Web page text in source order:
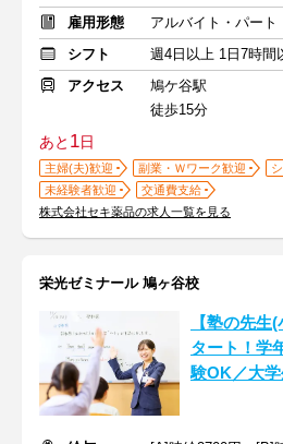
雇用形態
アルバイト・パート
シフト
週4日以上 1日7時間
アクセス
鳩ケ谷駅
徒歩15分
あと 1日
主婦(夫)歓迎 副業・Ｗワーク歓迎
未経験者歓迎
交通費支給
株式会社セキ薬品の求人一覧を見る
栄光ゼミナール 鳩ヶ谷校
【塾の先生
タート！学
験OK／大